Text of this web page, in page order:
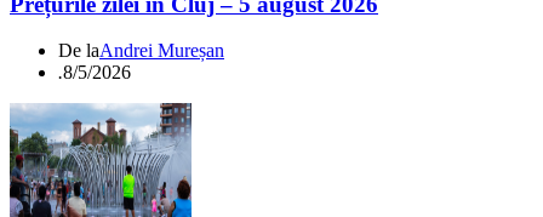
De laAndrei Mureșan
.8/5/2026